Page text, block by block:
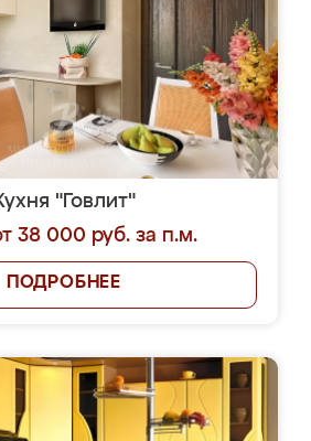
"Говлит"
38 000 руб. за п.м.
ПОДРОБНЕЕ